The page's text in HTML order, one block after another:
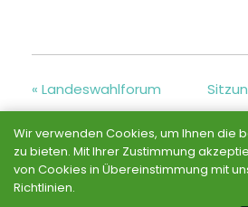
« Landeswahlforum
Wir verwenden Cookies, um Ihnen die
zu bieten. Mit Ihrer Zustimmung
von Cookies in Übereinstimmung mit
Richtlinien.